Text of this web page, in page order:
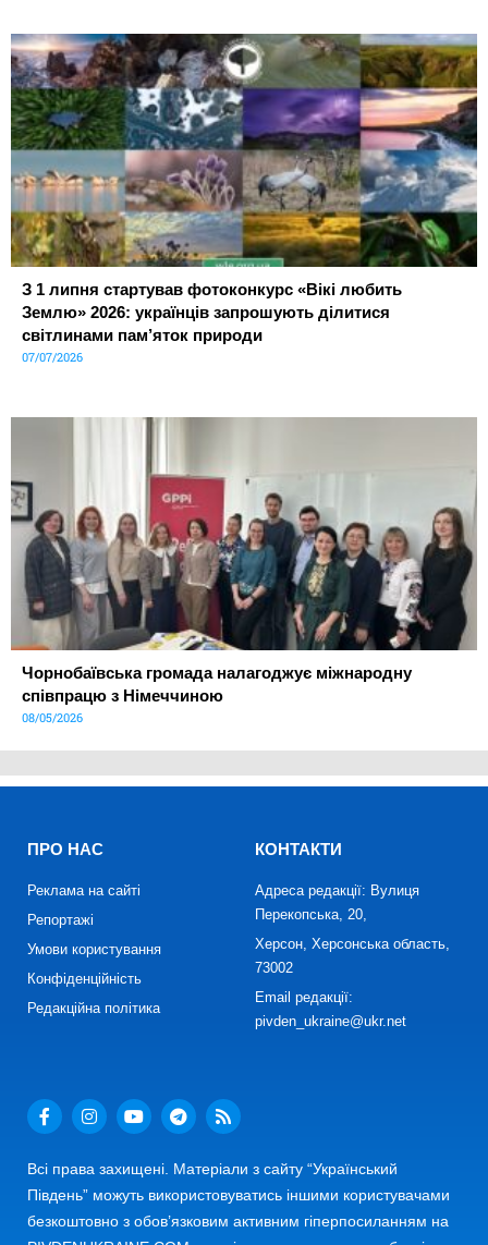
З 1 липня стартував фотоконкурс «Вікі любить
Землю» 2026: українців запрошують ділитися
світлинами пам’яток природи
07/07/2026
Чорнобаївська громада налагоджує міжнародну
співпрацю з Німеччиною
08/05/2026
ПРО НАС
Реклама на сайті
Репортажі
Умови користування
Конфіденційність
Редакційна політика
КОНТАКТИ
Адреса редакції: Вулиця
Перекопська, 20,
Херсон, Херсонська область,
73002
Email редакції:
pivden_ukraine@ukr.net
Всі права захищені. Матеріали з сайту “Український
Південь” можуть використовуватись іншими користувачами
безкоштовно з обов’язковим активним гіперпосиланням на